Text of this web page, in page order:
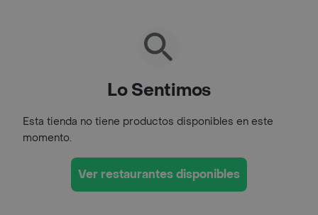
Lo Sentimos
Esta tienda no tiene productos disponibles en este
momento.
Ver restaurantes disponibles